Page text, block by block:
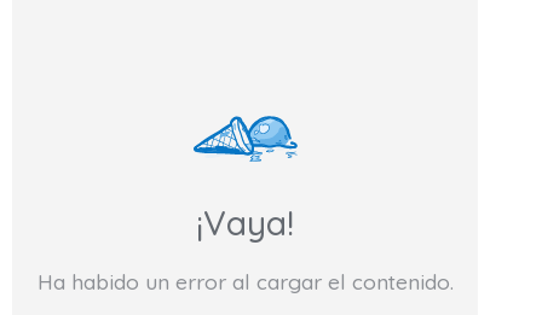
¡Vaya!
Ha habido un error al cargar el contenido.